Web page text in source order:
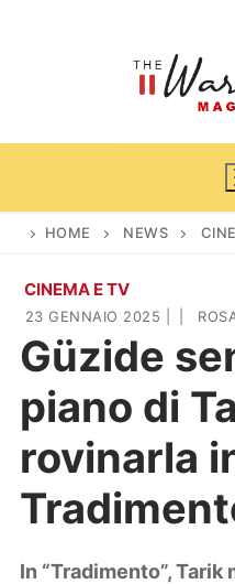
Home
News
Cinema e TV
Casa & Giardino
Arredamento
Piante e fiori
DIY
Lifestyle
Viaggi
HOME NEWS
CINEMA E TV
23 GENNAIO 2025
Güzide
piano di
rovinarla
In “Tradimento”,